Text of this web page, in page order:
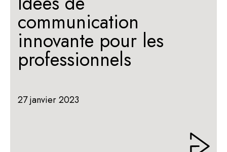
communication
innovante pour les
professionnels
27 janvier 2023